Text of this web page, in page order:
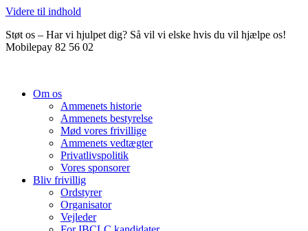
Videre til indhold
Støt os – Har vi hjulpet dig? Så vil vi elske hvis du vil hjælpe os!
Mobilepay 82 56 02
Om os
Ammenets historie
Ammenets bestyrelse
Mød vores frivillige
Ammenets vedtægter
Privatlivspolitik
Vores sponsorer
Bliv frivillig
Ordstyrer
Organisator
Vejleder